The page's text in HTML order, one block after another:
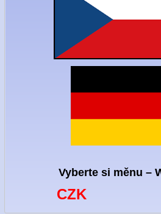
Vyberte si měnu –
CZK